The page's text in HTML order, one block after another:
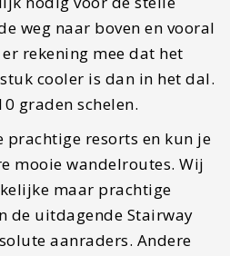
je hier niets tekort.
Wahibi
14-daagse reisroute door
nieuwe highlight van
in de woestijn. Nu zijn
uit te kiezen en eigenlijk